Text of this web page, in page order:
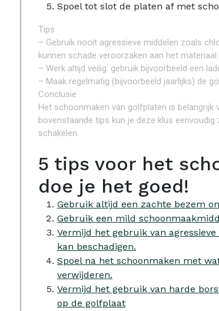
Spoel tot slot de platen af met
Tips
– Gebruik nooit agressieve middelen zoals
kunnen schade veroorzaken aan het materiaal.
– Werk altijd veilig: gebruik bijvoorbeeld een
– Maak regelmatig (bijvoorbeeld jaarlijks) de
Conclusie
Het schoonmaken van golfplaten is belangrijk
bovenstaande tips kun je deze klus
schakelen.
5 tips voor het
doe je het goed!
Gebruik altijd een zachte bezem
Gebruik een mild
Vermijd het gebruik van
kan beschadigen.
Spoel na het schoonmaken met
verwijderen.
Vermijd het gebruik van harde
op de golfplaat